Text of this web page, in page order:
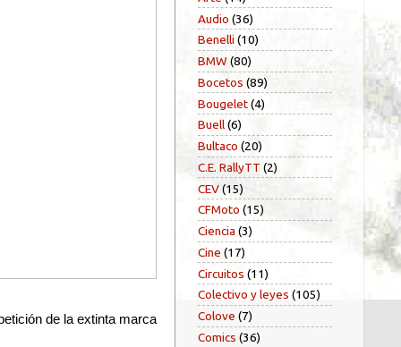
de la extinta marca
Audio (36)
Benelli (10)
BMW (80)
Bocetos (89)
Bougelet(4)
Buell(6)
Bultaco (20)
C.E. RallyTT (2)
CEV(15)
CFMoto (15)
Ciencia (3)
Cine (17)
Circuitos (11)
Colectivo y leyes (105)
Colove (7)
Comics (36)